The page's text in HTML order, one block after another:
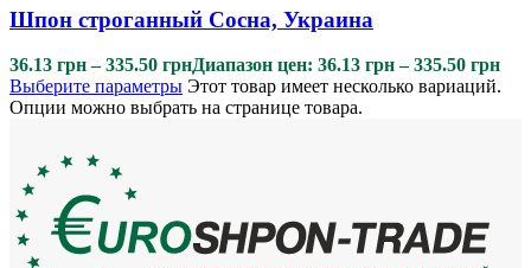
Шпон строганный Сосна, Украина
36.13 грн – 335.50 грнДиапазон цен: 36.13 грн – 335.50 грн
Выберите параметры Этот товар имеет несколько вариаций.
Опции можно выбрать на странице товара.